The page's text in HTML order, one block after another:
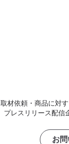
取材依頼・商品に対
プレスリリース配信
お